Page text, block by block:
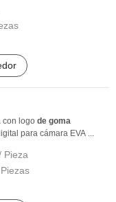
con logo de goma
para cámara EVA ...
Pieza